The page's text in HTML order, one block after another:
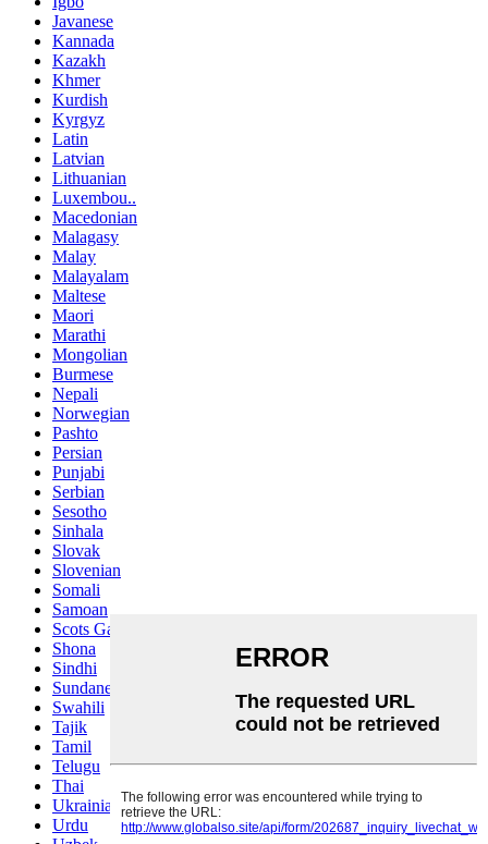
Javanese
Kannada
Kazakh
Khmer
Kurdish
Kyrgyz
Latin
Latvian
Lithuanian
Luxembou..
Macedonian
Malagasy
Malay
Malayalam
Maltese
Maori
Marathi
Mongolian
Burmese
Nepali
Norwegian
Pashto
Persian
Punjabi
Serbian
Sesotho
Sinhala
Slovak
Slovenian
Somali
Samoan
Scots Gaelic
Shona
Sindhi
Sundanese
Swahili
Tajik
Tamil
Telugu
Thai
Ukrainian
Urdu